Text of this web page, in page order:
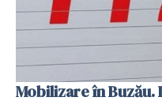
Mobilizare în